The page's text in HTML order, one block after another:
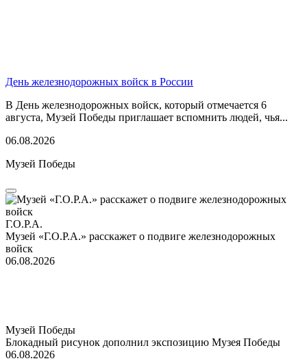
День железнодорожных войск в России
В День железнодорожных войск, который отмечается 6
августа, Музей Победы приглашает вспомнить людей, чья...
06.08.2026
Музей Победы
Г.О.Р.А.
Музей «Г.О.Р.А.» расскажет о подвиге железнодорожных
войск
06.08.2026
Музей Победы
Блокадный рисунок дополнил экспозицию Музея Победы
06.08.2026